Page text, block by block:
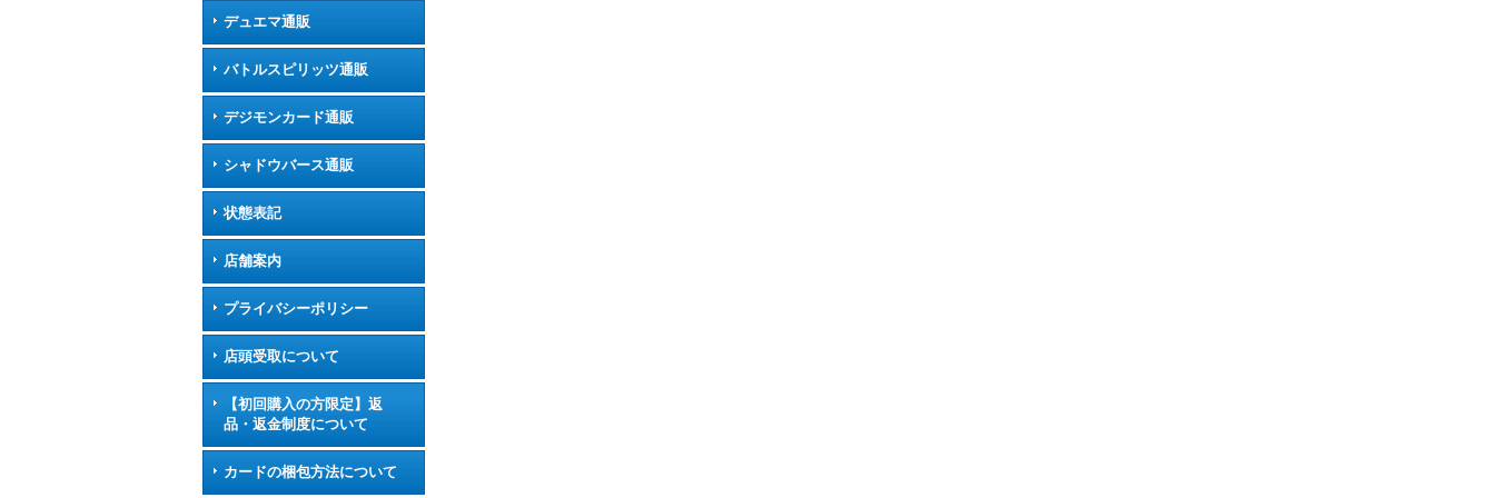
デュエマ通販
バトルスピリッツ通販
デジモンカード通販
シャドウバース通販
状態表記
店舗案内
プライバシーポリシー
店頭受取について
【初回購入の方限定】返
品・返金制度について
カードの梱包方法について